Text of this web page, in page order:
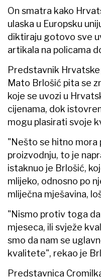
On smatra kako
ulaska u Europsku
diktiraju gotovo sve
artikala na policama
Predstavnik
Mato Brlošić pita se
koje se uvozi u
cijenama, dok
mogu plasirati svoje
"Nešto se hitno mora
proizvodnju, to je
istaknuo je Brlošić,
mlijeko, odnosno po
mliječna mješavina,
"Nismo protiv toga
mjeseca, ili svježe
smo da nam se
kvalitete", rekao je
Predstavnica